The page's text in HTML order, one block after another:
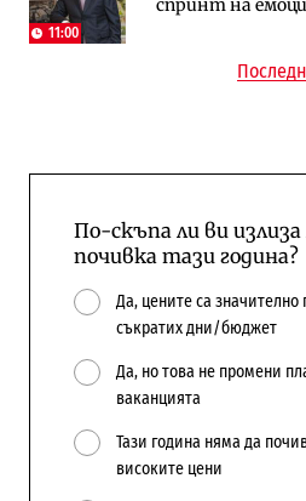
11:00
спринт на
няколко
попадат в
По-скъпа ли ви
почивка тази година?
Да, цените са значително
съкратих дни/бюджет
Да, но това не промени
ваканцията
Тази година няма да
високите цени